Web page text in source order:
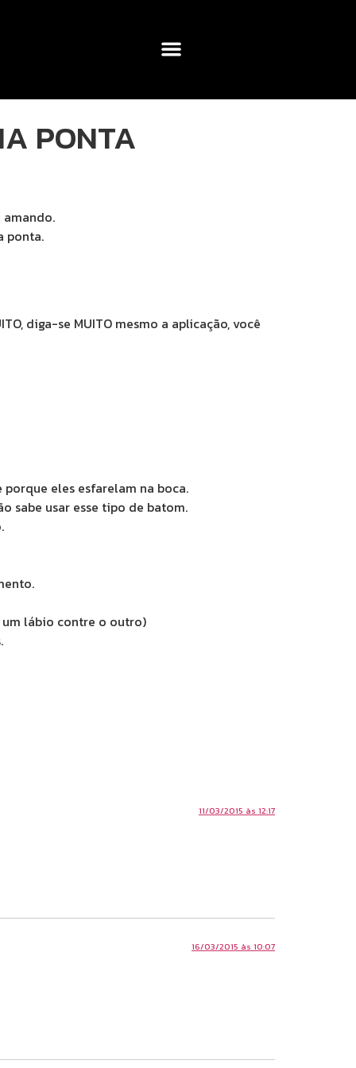
PONTA
ponta.
diga-se MUITO mesmo a aplicação, você
eles esfarelam na boca.
sabe usar esse tipo de batom.
um lábio contre o outro)
11/03/2015 às 12:17
16/03/2015 às 10:07